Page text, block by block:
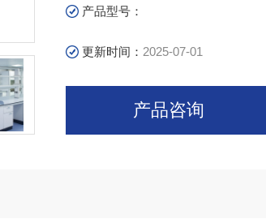
产品型号：
更新时间： 2025-07-01
产品咨询